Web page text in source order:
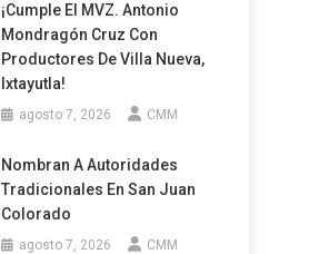
¡Cumple El MVZ. Antonio
Mondragón Cruz Con
Productores De Villa Nueva,
Ixtayutla!
agosto 7, 2026 CMM
Nombran A Autoridades
Tradicionales En San Juan
Colorado
agosto 7, 2026 CMM